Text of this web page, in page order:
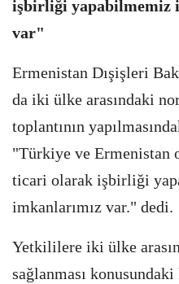
işbirliği yapabilmemiz
var"
Ermenistan Dışişleri
da iki ülke arasındaki
toplantının
"Türkiye ve Ermenistan
ticari olarak işbirliği
imkanlarımız var." dedi.
Yetkililere iki ülke
sağlanması